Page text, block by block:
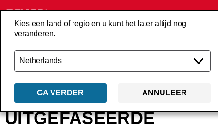
Kies een land of regio en u kunt het later altijd nog
veranderen.
GA VERDER ANNULEER
Terug uitgefaseerde-producten
UITGEFASEERDE